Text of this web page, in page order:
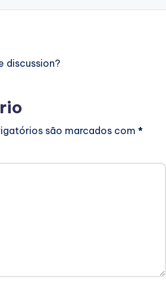
discussion?
são marcados com *